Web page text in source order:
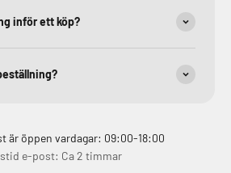
inför ett köp?
är öppen vardagar: 09:00-18:00
e-post: Ca 2 timmar